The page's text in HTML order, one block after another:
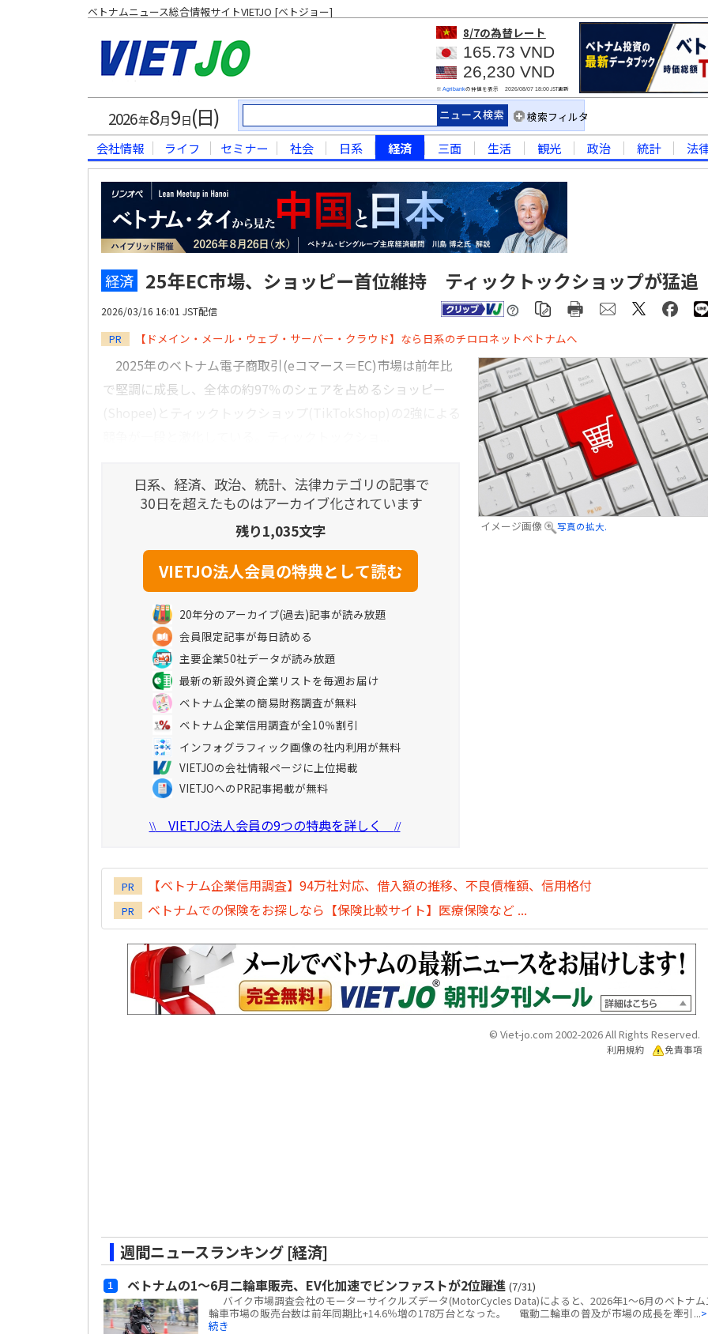
ベトナムニュース総合情報サイトVIETJO [ベトジョー]
8/7の為替レート
165.73 VND
26,230 VND
※ Agribankの仲値を表示 2026/08/07 18:00JST更新
2026年8月9 日(日) 検索フィルタ
会社情報 ライフ セミナー 社会 日系 経済 三面 生活 観光 政治 統計 法
経済 25年EC市場、ショッピー首位維持 ティックトックショップが猛追
2026/03/16 16:01 JST配信
PR 【ドメイン・メール・ウェブ・サーバー・クラウド】なら日系のチロロネットベトナムへ
イメージ画像 写真の拡大.
2025年のベトナム電子商取引(eコマース＝EC)市場は前年比
で堅調に成長し、全体の約97％のシェアを占めるショッピー
日系、経済、政治、統計、法律カテゴリの記事で
30日を超えたものはアーカイブ化されています
残り1,035文字
20年分のアーカイブ(過去)記事が読み放題
会員限定記事が毎日読める
主要企業50社データが読み放題
最新の新設外資企業リストを毎週お届け
ベトナム企業の簡易財務調査が無料
ベトナム企業信用調査が全10％割引
インフォグラフィック画像の社内利用が無料
VIETJOの会社情報ページに上位掲載
VIETJOへのPR記事掲載が無料
\\VIETJO法人会員の9つの特典を詳しく //
PR 【ベトナム企業信用調査】94万社対応、借入額の推移、不良債権額、信用格付
PR ベトナムでの保険をお探しなら【保険比較サイト】医療保険など ...
© Viet-jo.com 2002-2026 All Rights Reserved.
利用規約 免責事項
週間ニュースランキング [経済]
ベトナムの1～6月二輪車販売、EV化加速でビンファストが2位躍進 (7/31)
バイク市場調査会社のモーターサイクルズデータ(MotorCycles Data)によると、2026年1～6月のベトナ
輪車市場の販売台数は前年同期比+14.6％増の178万台となった。 電動二輪車の普及が市場の成長を牽引...
続き